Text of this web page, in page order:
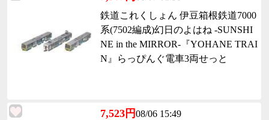
鉄道これくしょん 伊豆箱根鉄道7000
系(7502編成)幻日のよはね -SUNSHI
NE in the MIRROR-『YOHANE TRAI
N』らっぴんぐ電車3両せっと
7,523円08/06 15:49